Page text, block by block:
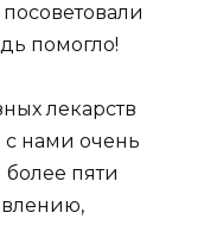
помогло!
лекарств
нами очень
пяти